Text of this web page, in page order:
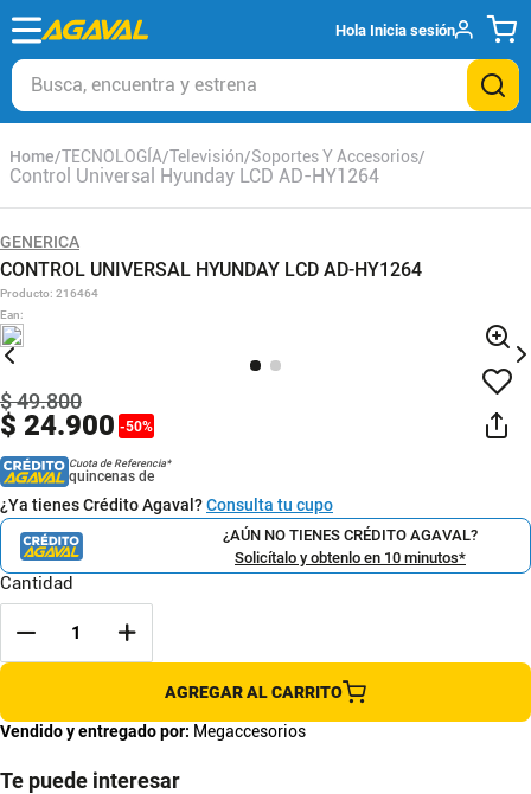
Hola Inicia sesión
Busca, encuentra y estrena
TECNOLOGÍA Televisión Soportes Y Accesorios
Control Universal Hyunday LCD AD-HY1264
GENERICA
CONTROL UNIVERSAL HYUNDAY LCD AD-HY1264
Producto: 216464
Ean:
$ 24.900 -50%
$49.800
Cuota de Referencia*
quincenas de
¿Ya tienes Crédito Agaval?Consulta tu cupo
¿AÚN NO TIENES CRÉDITO AGAVAL?
Solicítalo y obtenlo en 10 minutos*
Cantidad
AGREGAR AL CARRITO
Vendido y entregado por: Megaccesorios
Te puede interesar